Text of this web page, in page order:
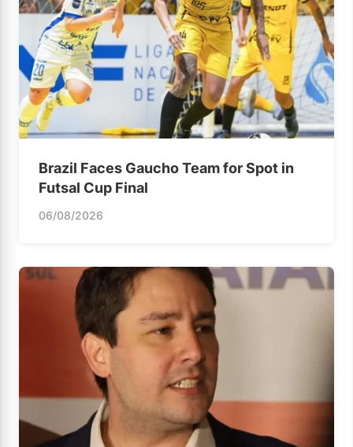
Brazil Faces Gaucho Team for Spot in
Futsal Cup Final
06/08/2026